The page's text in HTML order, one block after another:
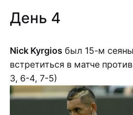
День 4
Nick Kyrgios был 15-м
встретиться в матче
3, 6-4, 7-5)